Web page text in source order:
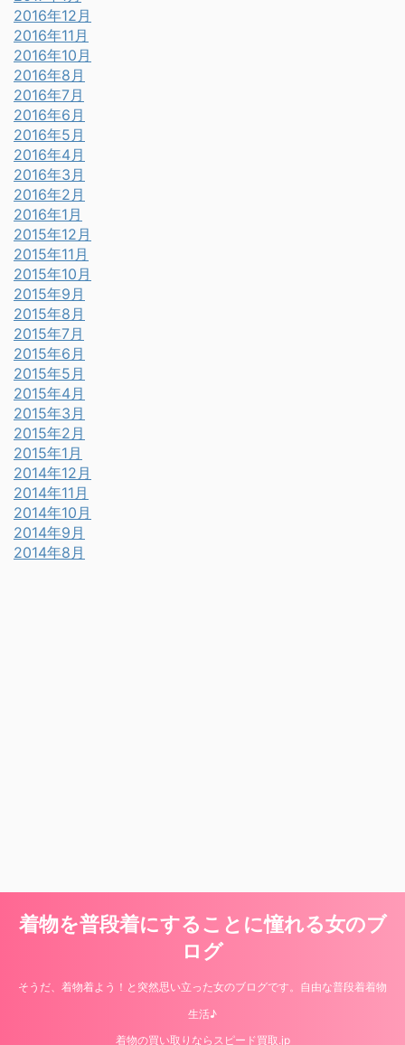
2016年12月
2016年11月
2016年10月
2016年8月
2016年7月
2016年6月
2016年5月
2016年4月
2016年3月
2016年2月
2016年1月
2015年12月
2015年11月
2015年10月
2015年9月
2015年8月
2015年7月
2015年6月
2015年5月
2015年4月
2015年3月
2015年2月
2015年1月
2014年12月
2014年11月
2014年10月
2014年9月
2014年8月
着物を普段着にすることに憧れる女のブ
ログ
そうだ、着物着よう！と突然思い立った女のブログです。自由な普段着着物
生活♪
着物の買い取りならスピード買取.jp